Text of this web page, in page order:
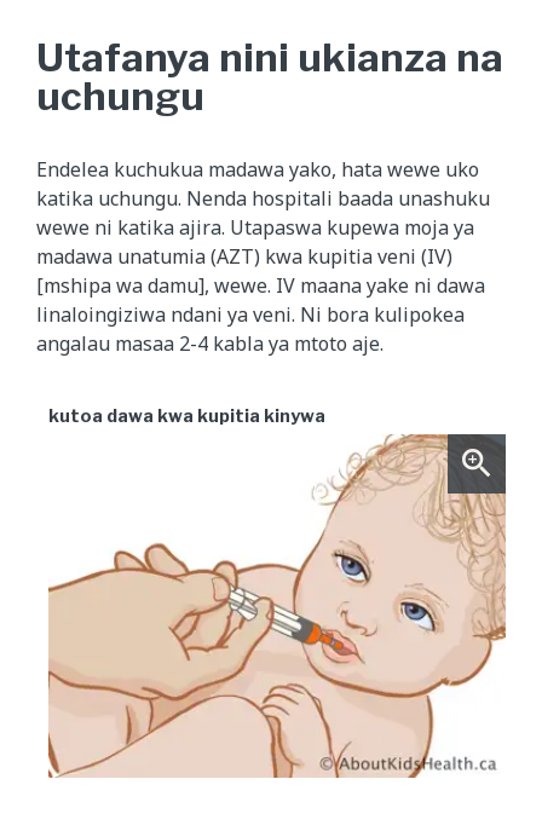
Utafanya nini ukianza na
uchungu
Endelea kuchukua madawa yako, hata wewe uko
katika uchungu. Nenda hospitali baada unashuku
wewe ni katika ajira. Utapaswa kupewa moja ya
madawa unatumia (AZT) kwa kupitia veni (IV)
[mshipa wa damu], wewe. IV maana yake ni dawa
linaloingiziwa ndani ya veni. Ni bora kulipokea
angalau masaa 2-4 kabla ya mtoto aje.
kutoa dawa kwa kupitia kinywa